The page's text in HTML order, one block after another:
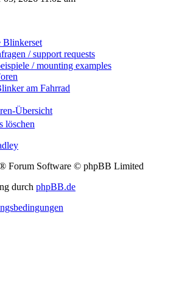
Blinkerset
/ support requests
/ mounting examples
am Fahrrad
Übersicht
löschen
Forum Software © phpBB Limited
durch phpBB.de